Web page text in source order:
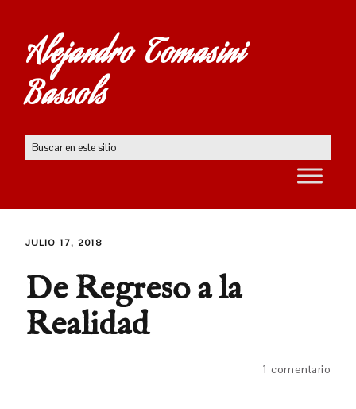
Alejandro Tomasini
Bassols
JULIO 17, 2018
De Regreso a la
Realidad
1 comentario